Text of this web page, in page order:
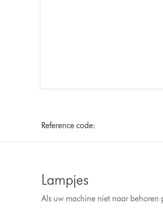
Reference code:
Lampjes
Als uw machine niet naar behoren